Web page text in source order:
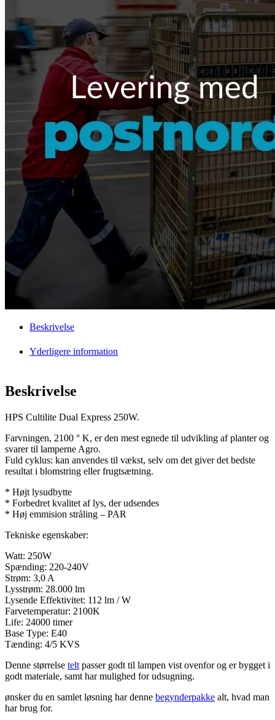
Beskrivelse
Yderligere information
Beskrivelse
HPS Cultilite Dual Express 250W.
Farvningen, 2100 ° K, er den mest egnede til udvikling af planter og
svarer til lamperne Agro.
Fuld cyklus: kan anvendes til vækst, selv om det giver det bedste
resultat i blomstring eller frugtsætning.
* Højt lysudbytte
* Forbedret kvalitet af lys, der udsendes
* Høj emmision stråling – PAR
Tekniske egenskaber:
Watt: 250W
Spænding: 220-240V
Strøm: 3,0 A
Lysstrøm: 28.000 lm
Lysende Effektivitet: 112 lm / W
Farvetemperatur: 2100K
Life: 24000 timer
Base Type: E40
Tænding: 4/5 KVS
Denne størrelse telt passer godt til lampen vist ovenfor og er bygget i
godt materiale, samt har mulighed for udsugning.
ønsker du en samlet løsning har denne begynderpakke alt, hvad man
har brug for.